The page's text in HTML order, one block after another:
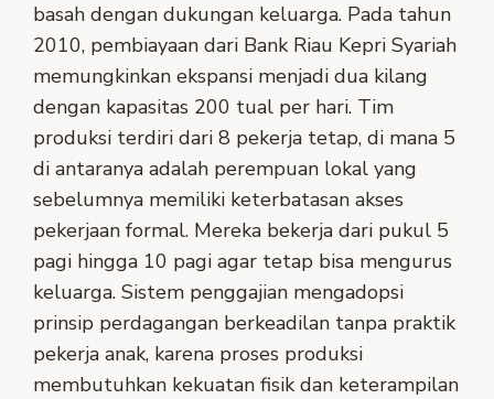
basah dengan dukungan keluarga. Pada tahun
2010, pembiayaan dari Bank Riau Kepri Syariah
memungkinkan ekspansi menjadi dua kilang
dengan kapasitas 200 tual per hari. Tim
produksi terdiri dari 8 pekerja tetap, di mana 5
di antaranya adalah perempuan lokal yang
sebelumnya memiliki keterbatasan akses
pekerjaan formal. Mereka bekerja dari pukul 5
pagi hingga 10 pagi agar tetap bisa mengurus
keluarga. Sistem penggajian mengadopsi
prinsip perdagangan berkeadilan tanpa praktik
pekerja anak, karena proses produksi
membutuhkan kekuatan fisik dan keterampilan